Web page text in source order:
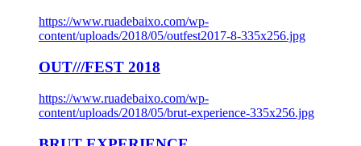
https://www.ruadebaixo.com/wp-
content/uploads/2018/05/outfest2017-8-335x256.jpg
OUT///FEST 2018
https://www.ruadebaixo.com/wp-
content/uploads/2018/05/brut-experience-335x256.jpg